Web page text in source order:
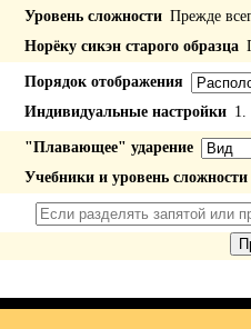
Уровень сложности Прежде
Норёку сикэн старого образца
Порядок отображения
Индивидуальные настройки 1.
"Плавающее" ударение
Учебники и уровень сложности